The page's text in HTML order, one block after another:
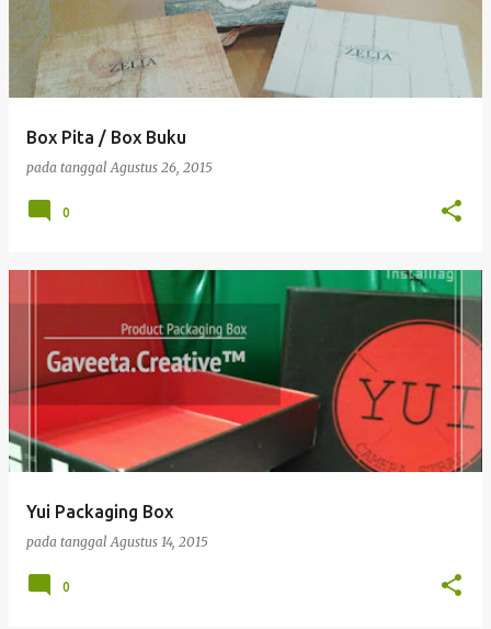
Box Pita / Box Buku
pada tanggalAgustus 26, 2015
0
Yui Packaging Box
pada tanggalAgustus 14, 2015
0